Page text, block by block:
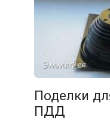
Поделки
ПДД